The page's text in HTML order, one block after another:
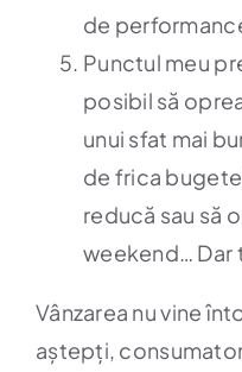
de
Punctul meu
posibil să
unui sfat mai
de frica
reducă sau să
weekend… Dar
Vânzarea nu vine
aștepți,